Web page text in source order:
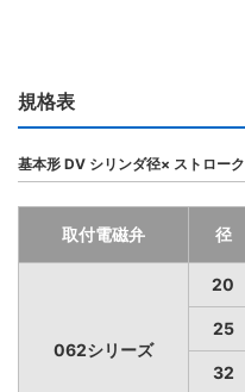
規格表
基本形 DV シリンダ径× ストローク
取付電磁弁 径
062シリーズ
20
25
32